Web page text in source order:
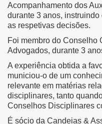
Acompanhamento dos
durante 3 anos,
as respetivas decisões.
Foi membro do Conselho
Advogados, durante 3
A experiência obtida a
municiou-o de um
relevante em matérias
disciplinares, tanto
Conselhos Disciplinares
É sócio da Candeias &